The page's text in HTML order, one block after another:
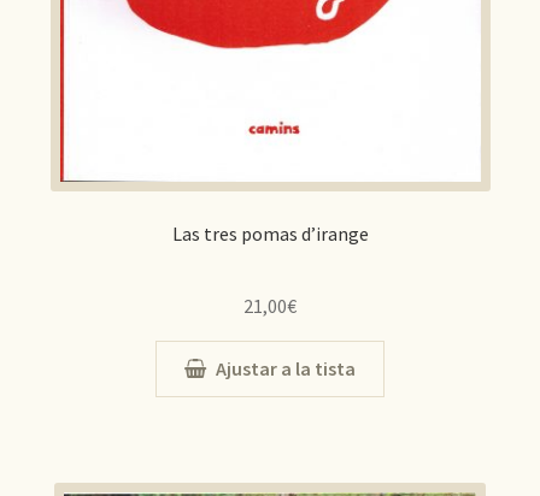
Las tres pomas d’irange
21,00€
Ajustar a la tista